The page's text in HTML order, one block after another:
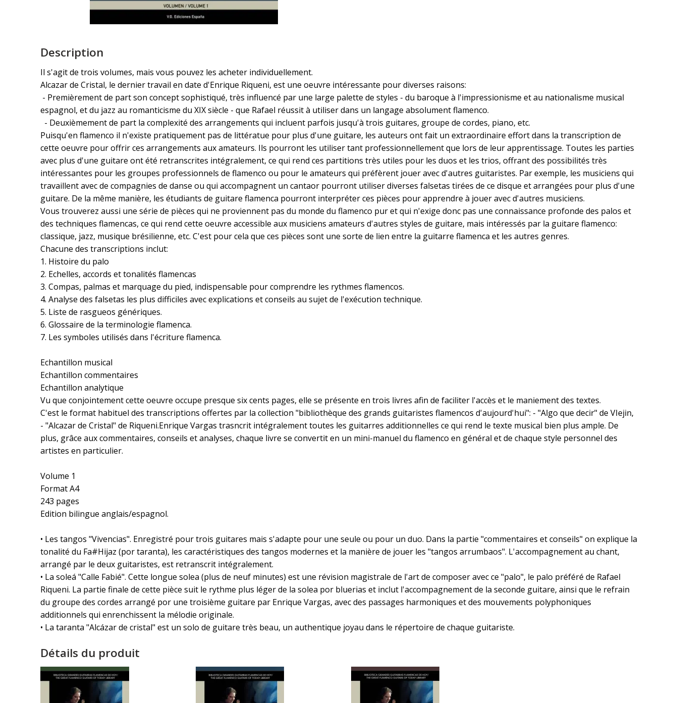
Description
Il s'agit de trois volumes, mais vous pouvez les acheter individuellement.
Alcazar de Cristal, le dernier travail en date d'Enrique Riqueni, est une oeuvre intéressante pour diverses raisons:
- Premièrement de part son concept sophistiqué, très influencé par une large palette de styles - du baroque à l'impressionisme et au nationalisme musical
espagnol, et du jazz au romanticisme du XIX siècle - que Rafael réussit à utiliser dans un langage absolument flamenco.
- Deuxièmement de part la complexité des arrangements qui incluent parfois jusqu'à trois guitares, groupe de cordes, piano, etc.
Puisqu'en flamenco il n'existe pratiquement pas de littératue pour plus d'une guitare, les auteurs ont fait un extraordinaire effort dans la transcription de
cette oeuvre pour offrir ces arrangements aux amateurs. Ils pourront les utiliser tant professionnellement que lors de leur apprentissage. Toutes les parties
avec plus d'une guitare ont été retranscrites intégralement, ce qui rend ces partitions très utiles pour les duos et les trios, offrant des possibilités très
intéressantes pour les groupes professionnels de flamenco ou pour le amateurs qui préfèrent jouer avec d'autres guitaristes. Par exemple, les musiciens qui
travaillent avec de compagnies de danse ou qui accompagnent un cantaor pourront utiliser diverses falsetas tirées de ce disque et arrangées pour plus d'une
guitare. De la même manière, les étudiants de guitare flamenca pourront interpréter ces pièces pour apprendre à jouer avec d'autres musiciens.
Vous trouverez aussi une série de pièces qui ne proviennent pas du monde du flamenco pur et qui n'exige donc pas une connaissance profonde des palos et
des techniques flamencas, ce qui rend cette oeuvre accessible aux musiciens amateurs d'autres styles de guitare, mais intéressés par la guitare flamenco:
classique, jazz, musique brésilienne, etc. C'est pour cela que ces pièces sont une sorte de lien entre la guitarre flamenca et les autres genres.
Chacune des transcriptions inclut:
1. Histoire du palo
2. Echelles, accords et tonalités flamencas
3. Compas, palmas et marquage du pied, indispensable pour comprendre les rythmes flamencos.
4. Analyse des falsetas les plus difficiles avec explications et conseils au sujet de l'exécution technique.
5. Liste de rasgueos génériques.
6. Glossaire de la terminologie flamenca.
7. Les symboles utilisés dans l'écriture flamenca.
Echantillon musical
Echantillon commentaires
Echantillon analytique
Vu que conjointement cette oeuvre occupe presque six cents pages, elle se présente en trois livres afin de faciliter l'accès et le maniement des textes.
C'est le format habituel des transcriptions offertes par la collection "bibliothèque des grands guitaristes flamencos d'aujourd'hui": - "Algo que decir" de VIejin,
- "Alcazar de Cristal" de Riqueni.Enrique Vargas trasncrit intégralement toutes les guitarres additionnelles ce qui rend le texte musical bien plus ample. De
plus, grâce aux commentaires, conseils et analyses, chaque livre se convertit en un mini-manuel du flamenco en général et de chaque style personnel des
artistes en particulier.
Volume 1
Format A4
243 pages
Edition bilingue anglais/espagnol.
• Les tangos "Vivencias". Enregistré pour trois guitares mais s'adapte pour une seule ou pour un duo. Dans la partie "commentaires et conseils" on explique la
tonalité du Fa#Hijaz (por taranta), les caractéristiques des tangos modernes et la manière de jouer les "tangos arrumbaos". L'accompagnement au chant,
arrangé par le deux guitaristes, est retranscrit intégralement.
• La soleá "Calle Fabié". Cette longue solea (plus de neuf minutes) est une révision magistrale de l'art de composer avec ce "palo", le palo préféré de Rafael
Riqueni. La partie finale de cette pièce suit le rythme plus léger de la solea por bluerias et inclut l'accompagnement de la seconde guitare, ainsi que le refrain
du groupe des cordes arrangé por une troisième guitare par Enrique Vargas, avec des passages harmoniques et des mouvements polyphoniques
additionnels qui enrenchissent la mélodie originale.
• La taranta "Alcázar de cristal" est un solo de guitare très beau, un authentique joyau dans le répertoire de chaque guitariste.
Détails du produit